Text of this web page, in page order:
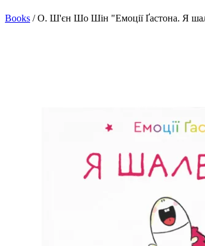
Books / О. Ш'єн Шо Шiн "Емоції Ґастона. Я